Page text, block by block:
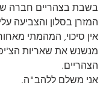
בשבת בצהריים חברה
המזרן בסלון והצביעה
אין סיכוי, המהמתי
מנשנש את שאריות
הצהריים.
אני משלם ללהב"ה.